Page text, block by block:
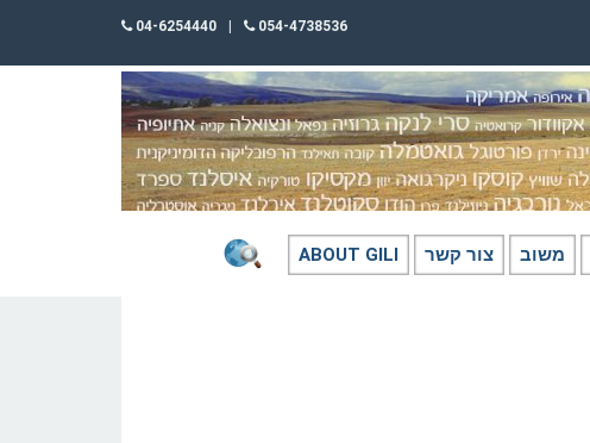
054-4738536
04-6254440
משוב צור קשר ABOUT GILI